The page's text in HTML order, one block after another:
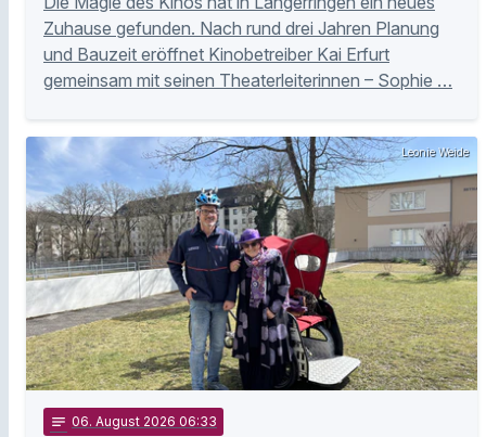
Zuhause gefunden. Nach rund drei Jahren Planung
und Bauzeit eröffnet Kinobetreiber Kai Erfurt
gemeinsam mit seinen Theaterleiterinnen – Sophie …
Leonie Weide
notes 06. August 2026 06:33